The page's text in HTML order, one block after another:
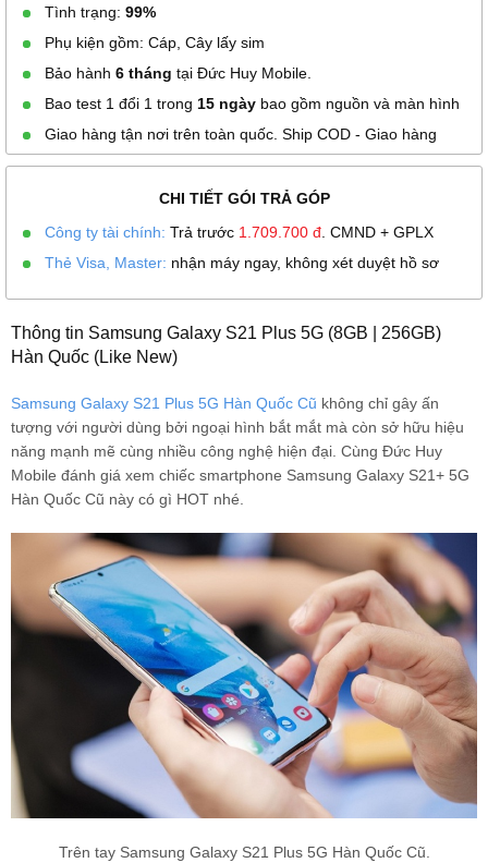
Tình trạng: 99%
Phụ kiện gồm: Cáp, Cây lấy sim
Bảo hành 6 tháng tại Đức Huy Mobile.
Bao test 1 đổi 1 trong 15 ngày bao gồm nguồn và màn hình
Giao hàng tận nơi trên toàn quốc. Ship COD - Giao hàng
CHI TIẾT GÓI TRẢ GÓP
Công ty tài chính: Trả trước 1.709.700 đ . CMND + GPLX
Thẻ Visa, Master: nhận máy ngay, không xét duyệt hồ sơ
Thông tin Samsung Galaxy S21 Plus 5G (8GB | 256GB)
Hàn Quốc (Like New)
Samsung Galaxy S21 Plus 5G Hàn Quốc Cũ không chỉ gây ấn
tượng với người dùng bởi ngoại hình bắt mắt mà còn sở hữu hiệu
năng mạnh mẽ cùng nhiều công nghệ hiện đại. Cùng Đức Huy
Mobile đánh giá xem chiếc smartphone Samsung Galaxy S21+ 5G
Hàn Quốc Cũ này có gì HOT nhé.
Trên tay Samsung Galaxy S21 Plus 5G Hàn Quốc Cũ.